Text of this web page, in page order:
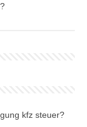
kfz steuer?